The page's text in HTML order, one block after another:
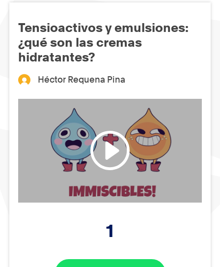
Tensioactivos y emulsiones:
¿qué son las cremas
hidratantes?
Héctor Requena Pina
1